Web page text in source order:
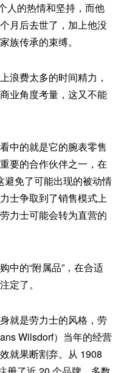
人的热情和坚持，而他
月后去世了，加上他没
族传承的束缚。
浪费太多的时间精力，
业角度考量，这又不能
中的就是它的腕表零售
要的合作伙伴之一，在
避免了可能出现的被动情
士争取到了销售模式上
力士可能会转为直营的
中的“附属品”，在合适
定了。
就是劳力士的风格，劳
Wilsdorf）当年的经营
就果断割弃。从 1908